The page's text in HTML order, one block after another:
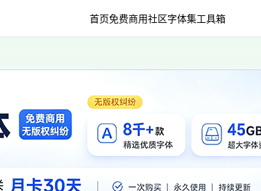
首页免费商用社区字体集工具箱